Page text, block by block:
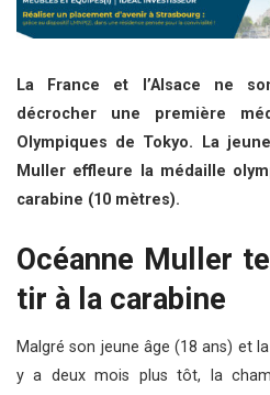
La France et l’Alsace ne
décrocher une première
Olympiques de Tokyo. La
Muller effleure la médaille
carabine (10 mètres).
Océanne Muller
tir à la carabine
Malgré son jeune âge (18 ans) et
y a deux mois plus tôt, la